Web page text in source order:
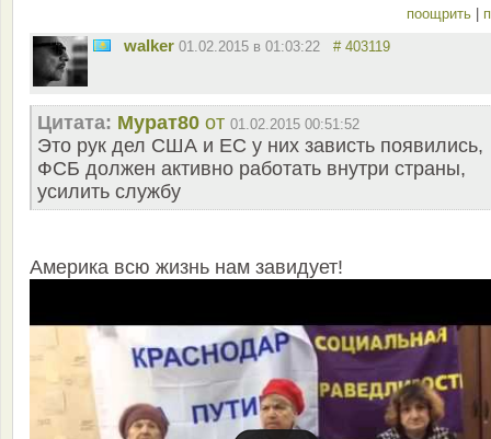
поощрить
walker 01.02.2015 в 01:03:22 # 403119
Цитата: Мурат80 от 01.02.2015 00:51:52
Это рук дел США и ЕС у них зависть появились,
ФСБ должен активно работать внутри страны,
усилить службу
Америка всю жизнь нам завидует!